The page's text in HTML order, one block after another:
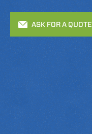
ASK FOR A QUOTE